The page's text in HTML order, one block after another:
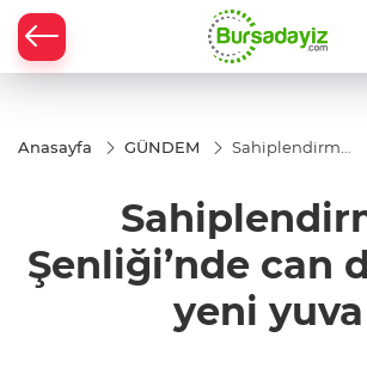
Anasayfa GÜNDEM
Sahiplendirme
yeni yuva
Şenliği’nde can
yeni yuva